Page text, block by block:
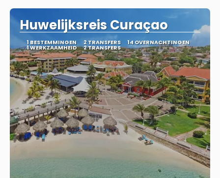
Huwelijksreis Curaçao
1 BESTEMMINGEN 2 TRANSFERS 14 OVERNACHTINGEN
1 WERKZAAMHEID 2 TRANSFERS